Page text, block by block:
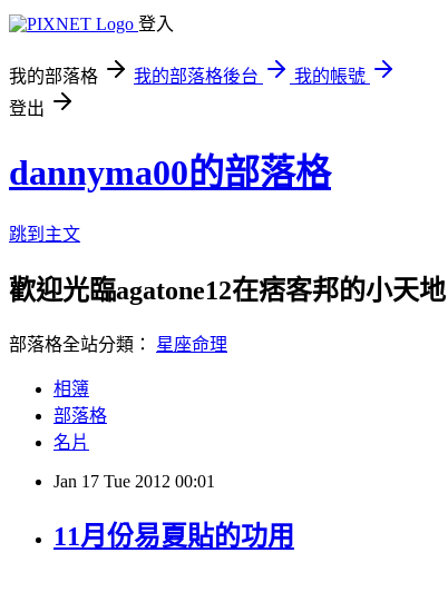
登入
我的部落格 我的部落格後台
我的帳號
登出
dannyma00的部落格
跳到主文
歡迎光臨agatone12在痞客邦的小天地
部落格全站分類： 星座命理
相簿
部落格
名片
Jan 17 Tue 2012 00:01
11月份易夏貼的功用